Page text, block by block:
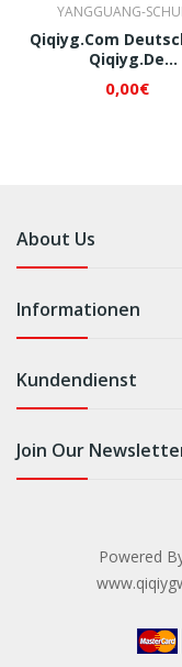
YANGGUANG-
Qiqiyg.com
Qiqiyg.de
QI178
0,00€
About Us
Informationen
Kundendienst
Join Our
Powered